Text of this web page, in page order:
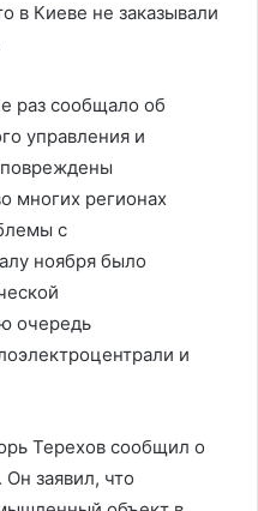
в Киеве не заказывали
раз сообщало об
управления и
многих регионах
с
ноября было
очередь
и
Терехов сообщил о
заявил, что